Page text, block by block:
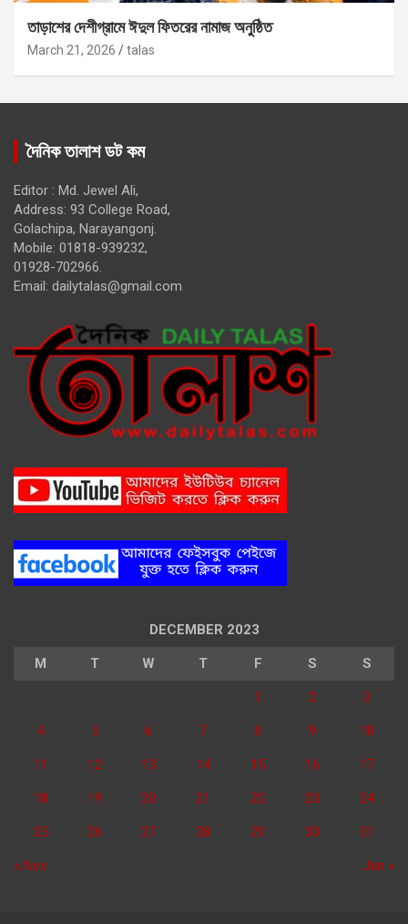
তাড়াশের দেশীগ্রামে ঈদুল ফিতরের নামাজ অনুষ্ঠিত
March 21, 2026 talas
দৈনিক তালাশ ডট কম
Editor : Md. Jewel Ali,
Address: 93 College Road,
Golachipa, Narayangonj.
Mobile: 01818-939232,
01928-702966.
Email: dailytalas@gmail.com
DECEMBER 2023
M T W T F S S
1 2 3
4 5 6 7 8 9 10
11 12 13 14 15 16 17
18 19 20 21 22 23 24
25 26 27 28 29 30 31
« Nov Jan »